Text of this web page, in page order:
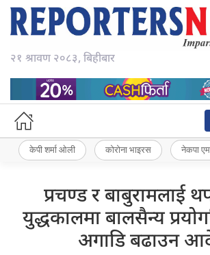
२१ श्रावण २०८३, बिहीबार
केपी शर्मा ओली कोरोना भाइरस नेकपा
प्रचण्ड र बाबुरामलाई
युद्धकालमा बालसैन्य
अगाडि बढाउन